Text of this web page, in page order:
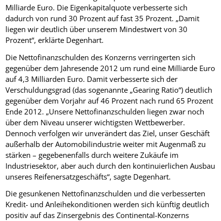
Milliarde Euro. Die Eigenkapitalquote verbesserte sich
dadurch von rund 30 Prozent auf fast 35 Prozent. „Damit
liegen wir deutlich über unserem Mindestwert von 30
Prozent“, erklärte Degenhart.
Die Nettofinanzschulden des Konzerns verringerten sich
gegenüber dem Jahresende 2012 um rund eine Milliarde Euro
auf 4,3 Milliarden Euro. Damit verbesserte sich der
Verschuldungsgrad (das sogenannte „Gearing Ratio“) deutlich
gegenüber dem Vorjahr auf 46 Prozent nach rund 65 Prozent
Ende 2012. „Unsere Nettofinanzschulden liegen zwar noch
über dem Niveau unserer wichtigsten Wettbewerber.
Dennoch verfolgen wir unverändert das Ziel, unser Geschäft
außerhalb der Automobilindustrie weiter mit Augenmaß zu
stärken – gegebenenfalls durch weitere Zukäufe im
Industriesektor, aber auch durch den kontinuierlichen Ausbau
unseres Reifenersatzgeschäfts“, sagte Degenhart.
Die gesunkenen Nettofinanzschulden und die verbesserten
Kredit- und Anleihekonditionen werden sich künftig deutlich
positiv auf das Zinsergebnis des Continental-Konzerns